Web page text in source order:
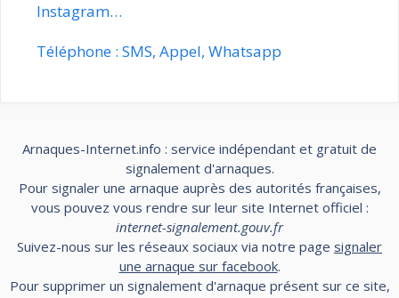
Instagram…
Téléphone : SMS, Appel, Whatsapp
Arnaques-Internet.info : service indépendant et gratuit de
signalement d'arnaques.
Pour signaler une arnaque auprès des autorités françaises,
vous pouvez vous rendre sur leur site Internet officiel :
internet-signalement.gouv.fr
Suivez-nous sur les réseaux sociaux via notre page signaler
une arnaque sur facebook.
Pour supprimer un signalement d'arnaque présent sur ce site,